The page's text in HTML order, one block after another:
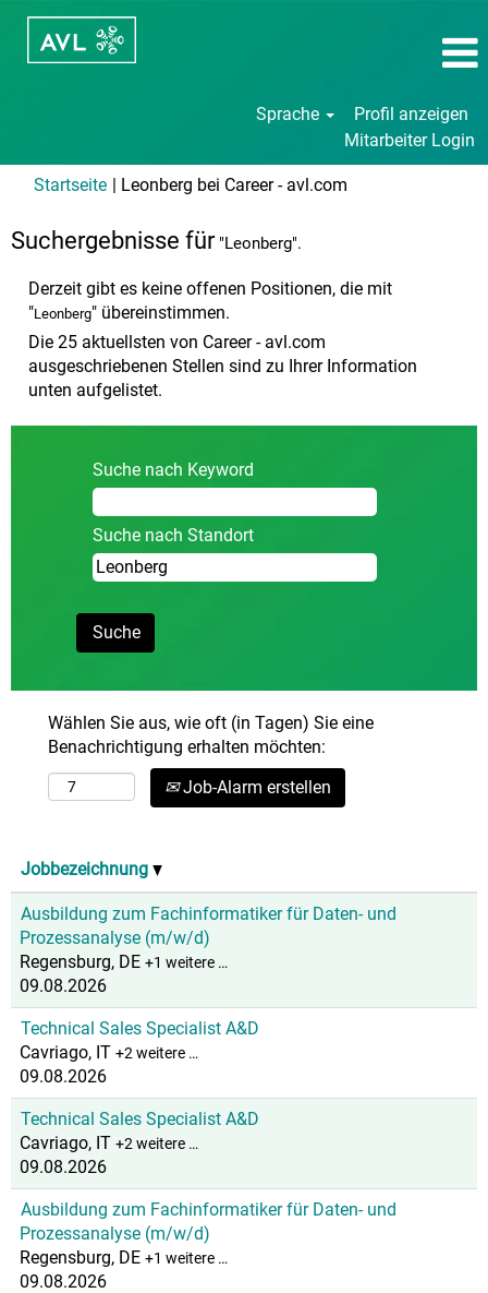
Sprache
Profil anzeigen
Mitarbeiter Login
Startseite | Leonberg bei Career - avl.com
Suchergebnisse für"Leonberg".
Derzeit gibt es keine offenen Positionen, die mit
"Leonberg" übereinstimmen.
Die 25 aktuellsten von Career - avl.com
ausgeschriebenen Stellen sind zu Ihrer Information
unten aufgelistet.
Suche nach Keyword
Suche nach Standort
Wählen Sie aus, wie oft (in Tagen) Sie eine
Benachrichtigung erhalten möchten:
Job-Alarm erstellen
Jobbezeichnung
Ausbildung zum Fachinformatiker für Daten- und
Prozessanalyse (m/w/d)
Regensburg, DE +1 weitere …
09.08.2026
Technical Sales Specialist A&D
Cavriago, IT +2 weitere …
09.08.2026
Technical Sales Specialist A&D
Cavriago, IT +2 weitere …
09.08.2026
Ausbildung zum Fachinformatiker für Daten- und
Prozessanalyse (m/w/d)
Regensburg, DE +1 weitere …
09.08.2026